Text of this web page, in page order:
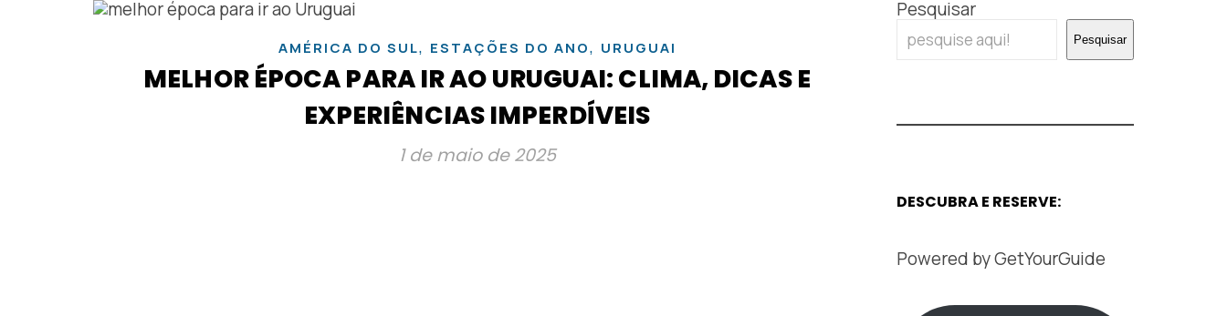
AMÉRICA DO SUL, ESTAÇÕES DO ANO, URUGUAI
MELHOR ÉPOCA PARA IR AO URUGUAI: CLIMA, DICAS E
EXPERIÊNCIAS IMPERDÍVEIS
1 de maio de 2025
Pesquisar
Pesquisar
DESCUBRA E RESERVE:
Powered byGetYourGuide